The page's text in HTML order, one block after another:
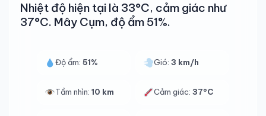
Nhiệt độ hiện tại là 33°C, cảm giác như
37°C. Mây Cụm, độ ẩm 51%.
Độ ẩm: 51% Gió:3 km/h
Tầm nhìn: 10 km Cảm giác:37°C